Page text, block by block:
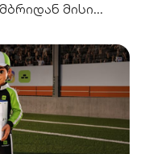
მისი
sCool Card-ით
Card ჯიბის
ის
თქვენ კი
ზუსტად იცით,